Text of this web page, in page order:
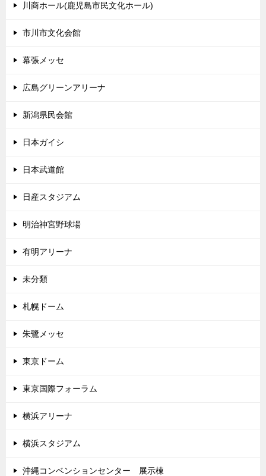
川商ホール(鹿児島市民文化ホール)
市川市文化会館
幕張メッセ
広島グリーンアリーナ
新潟県民会館
日本ガイシ
日本武道館
日産スタジアム
明治神宮野球場
有明アリーナ
未分類
札幌ドーム
朱鷺メッセ
東京ドーム
東京国際フォーラム
横浜アリーナ
横浜スタジアム
沖縄コンベンションセンター 展示棟